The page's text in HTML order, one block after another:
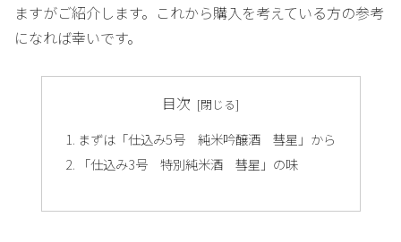
ますがご紹介します。これから購入を考えている方の参考
になれば幸いです。
目次
まずは「仕込み5号 純米吟醸酒 彗星」から
「仕込み3号 特別純米酒 彗星」の味